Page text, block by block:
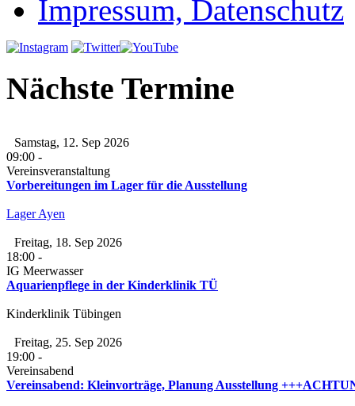
Impressum, Datenschutz
Nächste Termine
Samstag, 12. Sep 2026
09:00 -
Vereinsveranstaltung
Vorbereitungen im Lager für die Ausstellung
Lager Ayen
Freitag, 18. Sep 2026
18:00 -
IG Meerwasser
Aquarienpflege in der Kinderklinik TÜ
Kinderklinik Tübingen
Freitag, 25. Sep 2026
19:00 -
Vereinsabend
Vereinsabend: Kleinvorträge, Planung Ausstellung